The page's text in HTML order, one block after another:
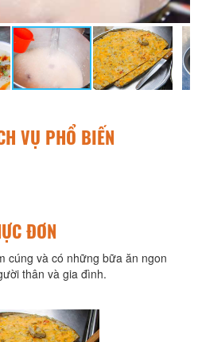
VỤ PHỔ BIẾN
ĐƠN
cúng và có những bữa ăn ngon
thân và gia đình.